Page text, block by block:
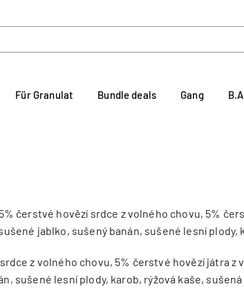
Für Granulat Bundle deals Gang
čerstvé hovězí srdce z volného chovu, 5%
jablko, sušený banán, sušené lesní plody,
z volného chovu, 5% čerstvé hovězí játra
sušené lesní plody, karob, rýžová kaše,